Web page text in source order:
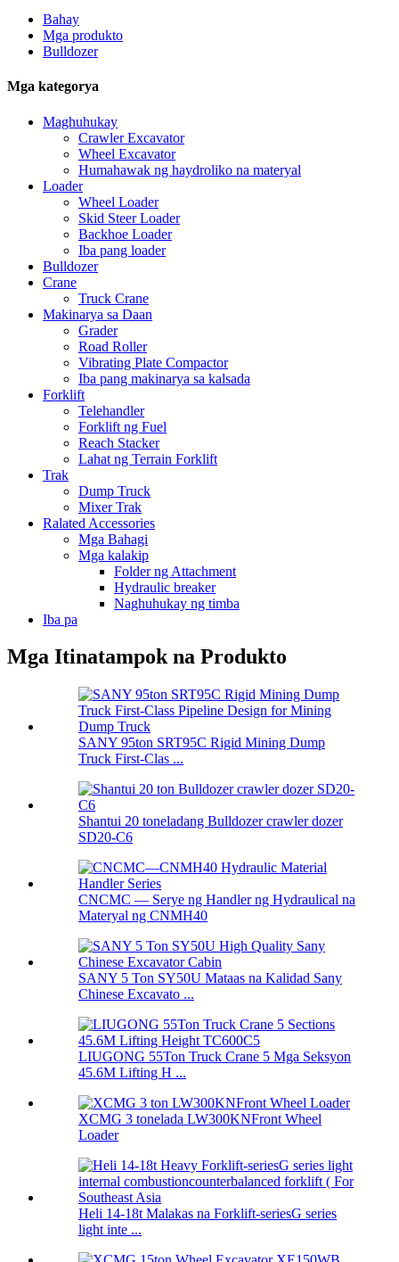
Bahay
Mga produkto
Bulldozer
Mga kategorya
Maghuhukay
Crawler Excavator
Wheel Excavator
Humahawak ng haydroliko na materyal
Loader
Wheel Loader
Skid Steer Loader
Backhoe Loader
Iba pang loader
Bulldozer
Crane
Truck Crane
Makinarya sa Daan
Grader
Road Roller
Vibrating Plate Compactor
Iba pang makinarya sa kalsada
Forklift
Telehandler
Forklift ng Fuel
Reach Stacker
Lahat ng Terrain Forklift
Trak
Dump Truck
Mixer Trak
Ralated Accessories
Mga Bahagi
Mga kalakip
Folder ng Attachment
Hydraulic breaker
Naghuhukay ng timba
Iba pa
Mga Itinatampok na Produkto
SANY 95ton SRT95C Rigid Mining Dump
Truck First-Clas ...
Shantui 20 toneladang Bulldozer crawler dozer
SD20-C6
CNCMC — Serye ng Handler ng Hydraulical na
Materyal ng CNMH40
SANY 5 Ton SY50U Mataas na Kalidad Sany
Chinese Excavato ...
LIUGONG 55Ton Truck Crane 5 Mga Seksyon
45.6M Lifting H ...
XCMG 3 tonelada LW300KNFront Wheel
Loader
Heli 14-18t Malakas na Forklift-seriesG series
light inte ...